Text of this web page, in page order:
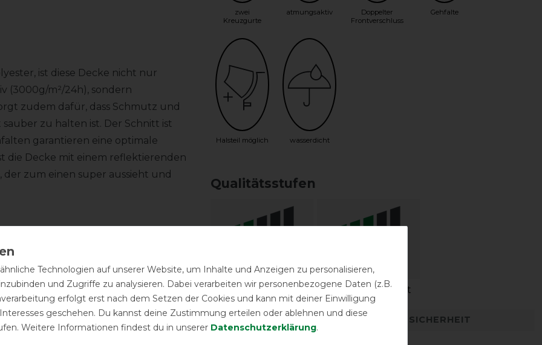
ist diese Decke nicht nur
(3000g/m²/24h), sondern
zudem dafür, dass Schmutz und
zu halten ist. Der Schnitt ist
garantieren eine optimale
die Decke mit einem reflektierenden
zum einen super aussieht und
und verstellbaren
Kreuzbegurtung verschließt die
im Bereich der Hinterhand tragen
ermöglichen Ösen die
Shop erhältlich).
zwei
Kreuzgurte
atmungsaktiv
Doppelter
Frontverschluss
Gehfalte
Halsteil möglich wasserdicht
Qualitätsstufen
Reißfestigkeit Wasserdichtigkeit
DETAILS ZUR PRODUKTSICHERHEIT
Technologien auf unserer Website, um Inhalte und Anzeigen zu personalisieren,
und Zugriffe zu analysieren. Dabei verarbeiten wir personenbezogene Daten (z.B.
erfolgt erst nach dem Setzen der Cookies und kann mit deiner Einwilligung
geschehen. Du kannst deine Zustimmung erteilen oder ablehnen und diese
Weitere Informationen findest du in unserer Daten­schutz­erklärung.